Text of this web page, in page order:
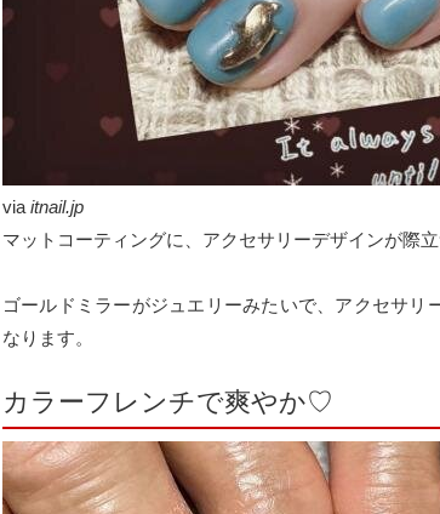
via itnail.jp
マットコーティングに、アクセサリーデザインが際立
ゴールドミラーがジュエリーみたいで、アクセサリ
なります。
カラーフレンチで爽やか♡